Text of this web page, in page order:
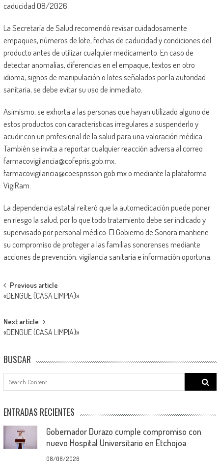
caducidad 08/2026.
La Secretaría de Salud recomendó revisar cuidadosamente
empaques, números de lote, fechas de caducidad y condiciones del
producto antes de utilizar cualquier medicamento. En caso de
detectar anomalías, diferencias en el empaque, textos en otro
idioma, signos de manipulación o lotes señalados por la autoridad
sanitaria, se debe evitar su uso de inmediato.
Asimismo, se exhorta a las personas que hayan utilizado alguno de
estos productos con características irregulares a suspenderlo y
acudir con un profesional de la salud para una valoración médica.
También se invita a reportar cualquier reacción adversa al correo
farmacovigilancia@cofepris.gob.mx,
farmacovigilancia@coesprisson.gob.mx o mediante la plataforma
VigiRam.
La dependencia estatal reiteró que la automedicación puede poner
en riesgo la salud, por lo que todo tratamiento debe ser indicado y
supervisado por personal médico. El Gobierno de Sonora mantiene
su compromiso de proteger a las familias sonorenses mediante
acciones de prevención, vigilancia sanitaria e información oportuna.
Post
navigation
Previous article
«DENGUE (CASA LIMPIA)»
Next article
«DENGUE (CASA LIMPIA)»
BUSCAR
Search
for:
ENTRADAS RECIENTES
Gobernador Durazo cumple compromiso con
nuevo Hospital Universitario en Etchojoa
08/08/2026